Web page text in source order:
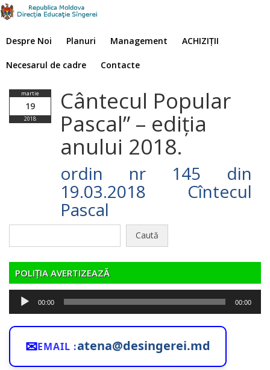
Despre Noi Planuri Management ACHIZIȚII
Necesarul de cadre Contacte
martie
19
2018
Cântecul Popular
Pascal” – ediţia
anului 2018.
ordin nr 145 din
19.03.2018 Cîntecul
Pascal
POLIȚIA AVERTIZEAZĂ
Player
audio
00:00 00:00
✉EMAIL :atena@desingerei.md